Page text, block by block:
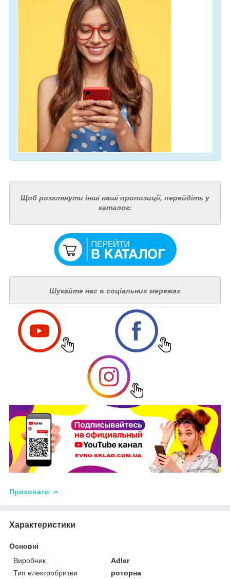
Щоб розглянути інші наші пропозиції, перейдіть у
каталог:
Шукайте нас в соціальних мережах
Приховати
Характеристики
Основні
Виробник
Adler
Тип електробритви
роторна